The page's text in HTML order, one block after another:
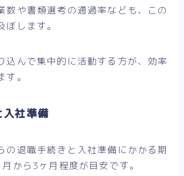
数や書類選考の通過率なども、この
します。
込んで集中的に活動する方が、効率
。
入社準備
の退職手続きと入社準備にかかる期
から3ヶ月程度が目安です。